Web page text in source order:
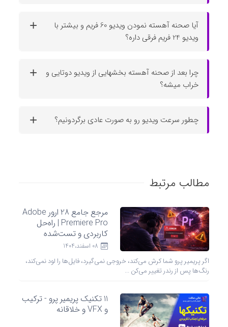
آیا صحنه آهسته نمودن ویدیو 60 فریم و بیشتر با
ویدیو 24 فریم فرقی داره؟
چرا بعد از صحنه آهسته بخشهایی از ویدیو دوتایی و
خراب میشه؟
چطور سرعت ویدیو رو به صورت عادی برگردونیم؟
مطالب مرتبط
مرجع جامع 28 ارور Adobe
Premiere Pro | راه‌حل
کاربردی و تست‌شده
08 اسفند،1404
اگر پریمیر پرو شما کرش می‌کند، خروجی نمی‌گیرد، فایل‌ها را لود نمی‌کند،
رنگ‌ها پس از رندر تغییر می‌کن ...
11 تکنیک پریمیر پرو - ترکیب
و VFX و خلاقانه